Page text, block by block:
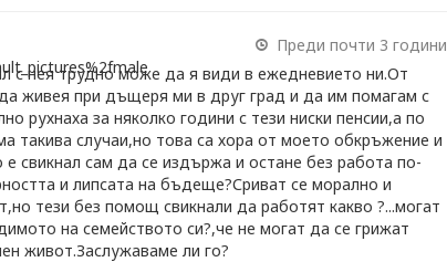
Преди почти 3 години
с нея трудно може да я види в ежедневието ни.От
живея при дъщеря ми в друг град и да им помагам с
рухнаха за няколко години с тези ниски пенсии,а по
такива случаи,но това са хора от моето обкръжение и
свикнал сам да се издържа и остане без работа по-
и липсата на бъдеще?Сриват се морално и
тези без помощ свикнали да работят какво ?...могат
на семейството си?,че не могат да се грижат
живот.Заслужаваме ли го?